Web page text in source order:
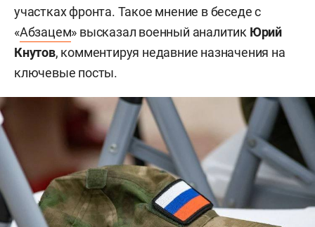
участках фронта. Такое мнение в беседе с
«Абзацем» высказал военный аналитик Юрий
Кнутов, комментируя недавние назначения на
ключевые посты.